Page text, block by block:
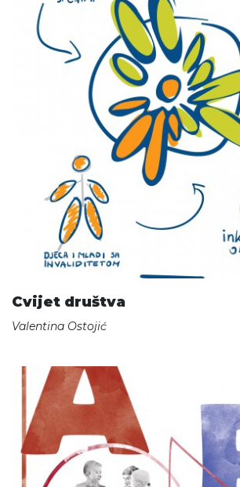
Cvijet društva
Valentina Ostojić